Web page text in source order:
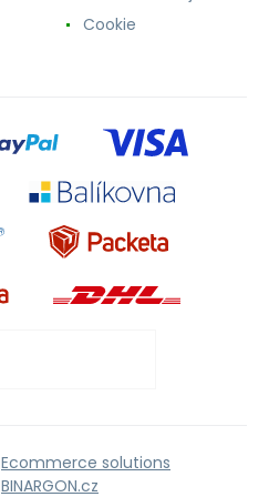
Cookie
Ecommerce solutions
BINARGON.cz